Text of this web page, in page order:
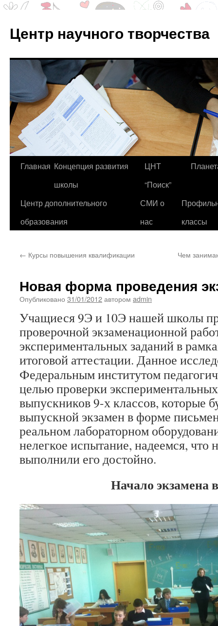
Центр научного творчества
Перейти
содержимому
Главная Концепция развития
школы
ЦНТ
“Поиск”
Центр дополнительного
образования
СМИ о
нас
классы
← Курсы повышения квалификации Чем
Новая форма проведения
Опубликовано 31/01/2012автором admin
Учащиеся 9Э и 10Э нашей школы
проверочной экзаменационной
экспериментальных заданий в
итоговой аттестации. Данное
Федеральным институтом
целью проверки
выпускников 9-х классов, которые
выпускной экзамен в форме
реальном лабораторном
нелегкое испытание, надеемся, что
выполнили его достойно.
Начало экзамена